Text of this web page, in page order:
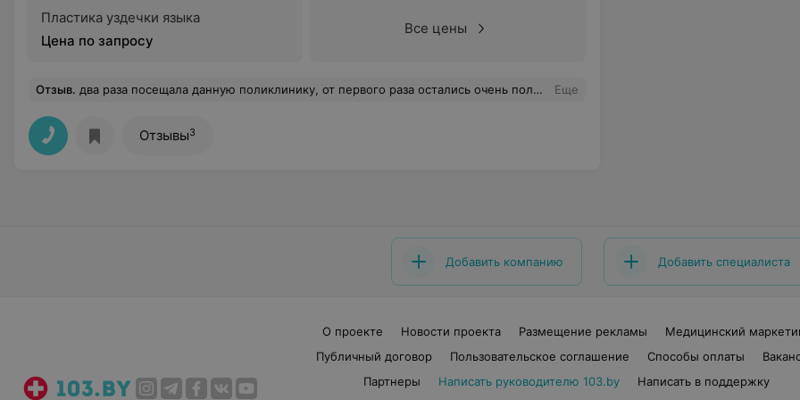
Пластика уздечки языка
Цена по запросу
Все цены
Отзыв. два раза посещала данную поликлинику, от первого раза остались очень положительные впечатления, была у доктора Заранко, очень вежливый , очень аккуратно сделал зуб, рассказал о других, что нужно поличить. Вообщем замечательный доктор. Решила я сходить доличить оставшиеся зубеи и попала к доктору Вишневскому!!! Это просто ужас, это не возможно описать словами! Доктор настоящий хам! чего пришла? ходят тут! если вас ничего не беспокоит , зачем ходите? я как нормальный человек, который пытается не запускать свои зубы, решила их подлечить! но для доктора это не аргумент!!!!! постил на меня какаю-то грязную тряпку! очень безобразно сделал зуб (придется переделывать!), хамил постоянно!очень бесился когда я говорила, что мне мешает! в конце концов я не выдержала и сказала , что хватит! типа все нормально! он просто убрал тряпку и выключил свет! с этими опилками во рту мне пришлось уйти! настроение вхлам было испорчено и остался неприятный осадок!!!!!!! Еще
Отзывы3
Добавить компанию Добавить специалиста
О проекте Новости проекта Размещение рекламы
Медицинский
Публичный договор
Пользовательское соглашение Способы оплаты
Партнеры
Написать руководителю 103.by
Написать в поддержку